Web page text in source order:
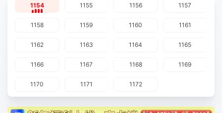
1154 1155 1156 1157
1158 1159 1160 1161
1162 1163 1164 1165
1166 1167 1168 1169
1170 1171 1172